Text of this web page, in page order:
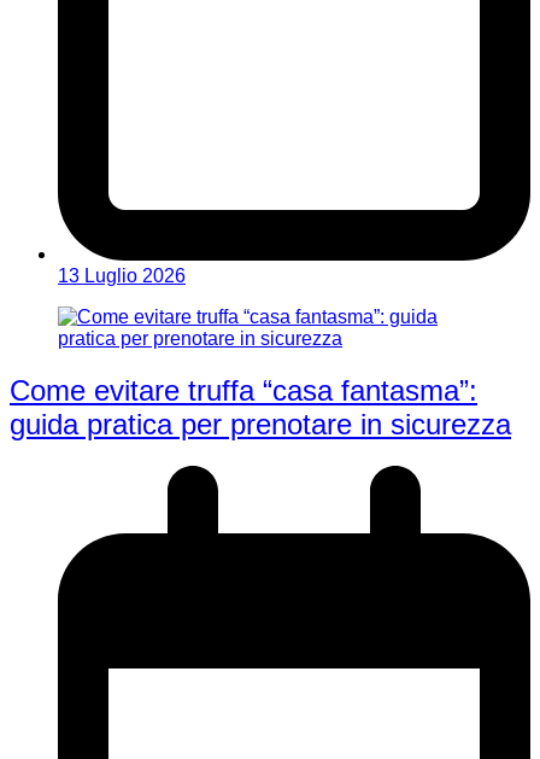
13 Luglio 2026
Come evitare truffa “casa fantasma”:
guida pratica per prenotare in sicurezza